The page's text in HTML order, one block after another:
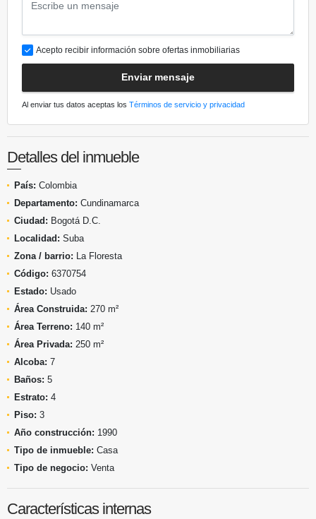
Acepto recibir información sobre ofertas inmobiliarias
Enviar mensaje
Al enviar tus datos aceptas los Términos de servicio y privacidad
Detalles del inmueble
País: Colombia
Departamento: Cundinamarca
Ciudad: Bogotá D.C.
Localidad: Suba
Zona / barrio: La Floresta
Código: 6370754
Estado: Usado
Área Construida: 270 m²
Área Terreno: 140 m²
Área Privada: 250 m²
Alcoba: 7
Baños: 5
Estrato: 4
Piso: 3
Año construcción: 1990
Tipo de inmueble: Casa
Tipo de negocio: Venta
Características internas